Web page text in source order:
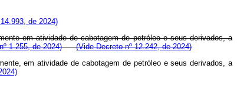
de 2024)
em atividade de cabotagem de petróleo e seus derivados, a
1.255, de 2024)
(Vide Decreto nº 12.242, de 2024)
em atividade de cabotagem de petróleo e seus derivados, a